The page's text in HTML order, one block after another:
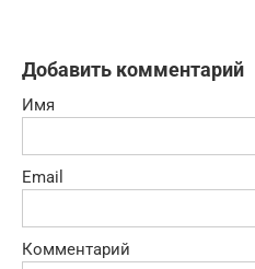
Добавить комментарий
Имя
Email
Комментарий